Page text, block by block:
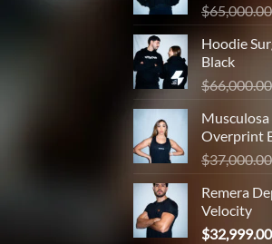
$65,000.00
Hoodie
Black
$66,000.00
Musculosa
Overprint
$37,000.00
Remera
Velocity
$32,999.00